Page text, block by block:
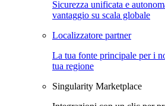
Sicurezza unificata e
vantaggio su scala globale
Localizzatore partner
La tua fonte principale per i
tua regione
Singularity Marketplace